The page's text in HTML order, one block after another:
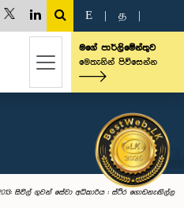
E த
මගේ පාර්ලිමේන්තුව
මෙතැනින් පිවිසෙන්න
2013: සිවිල් ‍ගුවන් සේවා අධිකාරිය : ස්ථිර ගොඩනැඟිල්ල